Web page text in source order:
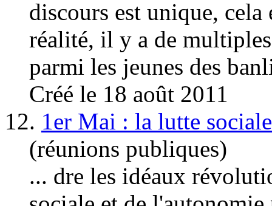
discours est unique,
réalité, il y a de
parmi les jeunes des
Créé le 18 août 2011
12. 1er Mai : la lutte
(réunions publiques)
... dre les idéaux